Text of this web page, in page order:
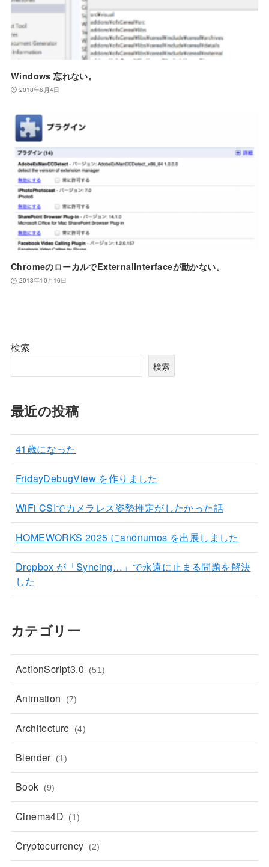
Windows 忘れない。
2018年6月4日
ChromeのローカルでExternalInterfaceが動かない。
2013年10月16日
検索
検索
最近の投稿
41歳になった
FridayDebugView を作りました
WiFi CSIでカメラレス姿勢推定がしたかった話
HOMEWORKS 2025 にanōnumos を出展しました
Dropbox が「Syncing…」で永遠に止まる問題を解決
した
カテゴリー
ActionScript3.0 (51)
Animation (7)
Architecture (4)
Blender (1)
Book (9)
Cinema4D (1)
Cryptocurrency (2)